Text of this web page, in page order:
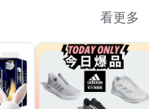
看更多